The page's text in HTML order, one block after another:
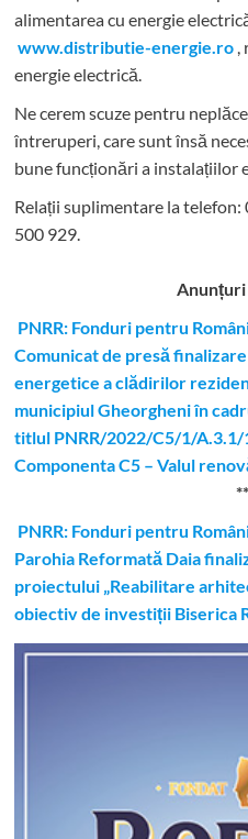
alimentarea cu energie
www.distributie-energie.ro ,
energie electrică.
Ne cerem scuze pentru
întreruperi, care sunt însă
bune funcționări a instalațiilor
Relații suplimentare la telefon:
500 929.
PNRR: Fonduri pentru
Comunicat de presă
energetice a clădirilor
municipiul Gheorgheni în
titlul PNRR/2022/C5/1/
Componenta C5 – Valul
PNRR: Fonduri pentru
Parohia Reformată Daia
proiectului „Reabilitare
obiectiv de investiții Biserica